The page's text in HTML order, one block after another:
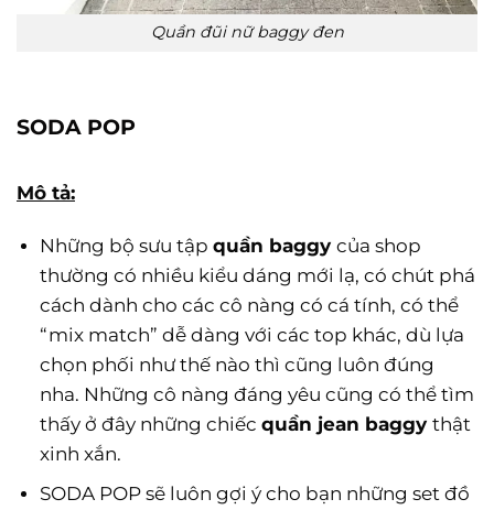
Quần đũi nữ baggy đen
SODA POP
Mô tả:
Những bộ sưu tập quần baggy của shop
thường có nhiều kiểu dáng mới lạ, có chút phá
cách dành cho các cô nàng có cá tính, có thể
“mix match” dễ dàng với các top khác, dù lựa
chọn phối như thế nào thì cũng luôn đúng
nha. Những cô nàng đáng yêu cũng có thể tìm
thấy ở đây những chiếc quần jean baggy thật
xinh xắn.
SODA POP sẽ luôn gợi ý cho bạn những set đồ